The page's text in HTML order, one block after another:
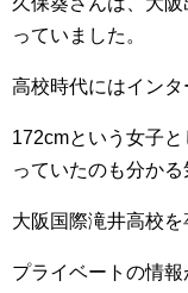
っていました。
高校時代にはインタ
172cmという女子
っていたのも分かる
大阪国際滝井高校を
プライベートの情